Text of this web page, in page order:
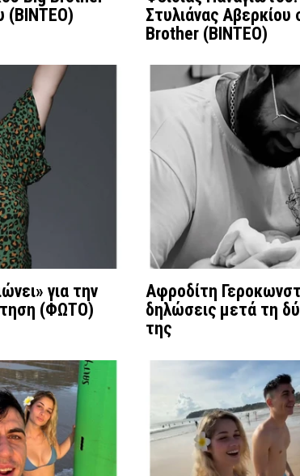
(ΒΙΝΤΕΟ)
Στυλιάνας Αβερκίου
Brother (ΒΙΝΤΕΟ)
για την
(ΦΩΤΟ)
Αφροδίτη
δηλώσεις μετά τη
της